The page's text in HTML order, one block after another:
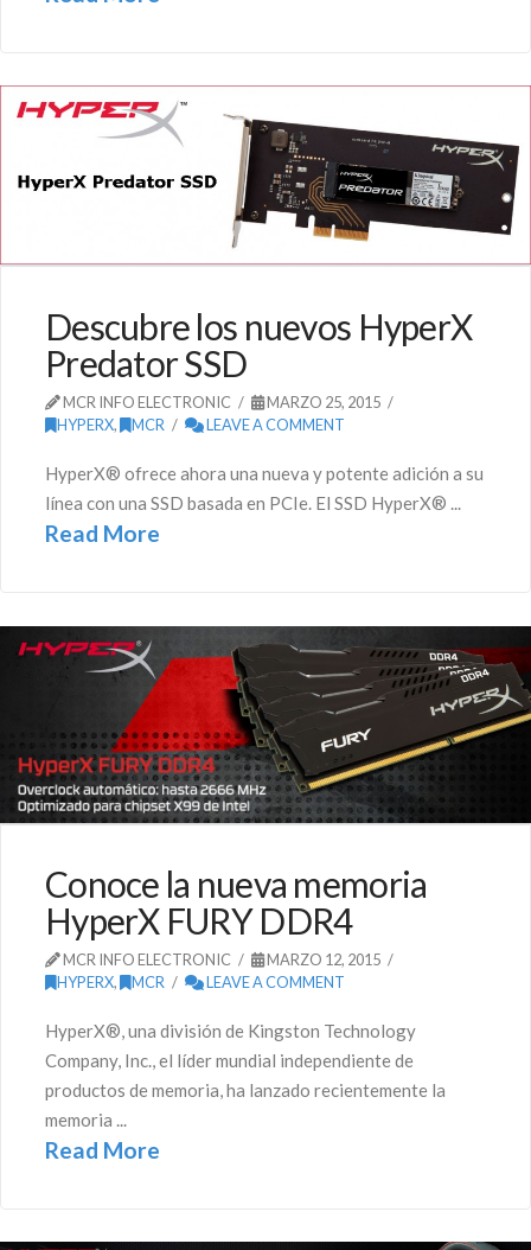
Descubre los nuevos HyperX
Predator SSD
MCR INFO ELECTRONIC
MARZO 25, 2015
HYPERX, MCR LEAVE A COMMENT
HyperX® ofrece ahora una nueva y potente adición a su
línea con una SSD basada en PCIe. El SSD HyperX® ...
Read More
Conoce la nueva memoria
HyperX FURY DDR4
MCR INFO ELECTRONIC
MARZO 12, 2015
HYPERX, MCR LEAVE A COMMENT
HyperX®, una división de Kingston Technology
Company, Inc., el líder mundial independiente de
productos de memoria, ha lanzado recientemente la
memoria ...
Read More